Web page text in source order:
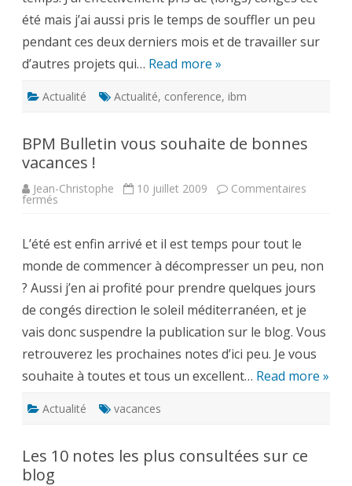
été mais j’ai aussi pris le temps de souffler un peu
pendant ces deux derniers mois et de travailler sur
d’autres projets qui… Read more »
Actualité Actualité, conference, ibm
BPM Bulletin vous souhaite de bonnes
vacances !
Jean-Christophe 10 juillet 2009 Commentaires
fermés
souhaite
de
bonnes
vacances
!
L’été est enfin arrivé et il est temps pour tout le
monde de commencer à décompresser un peu, non
? Aussi j’en ai profité pour prendre quelques jours
de congés direction le soleil méditerranéen, et je
vais donc suspendre la publication sur le blog. Vous
retrouverez les prochaines notes d’ici peu. Je vous
souhaite à toutes et tous un excellent… Read more »
Actualité vacances
Les 10 notes les plus consultées sur ce
blog